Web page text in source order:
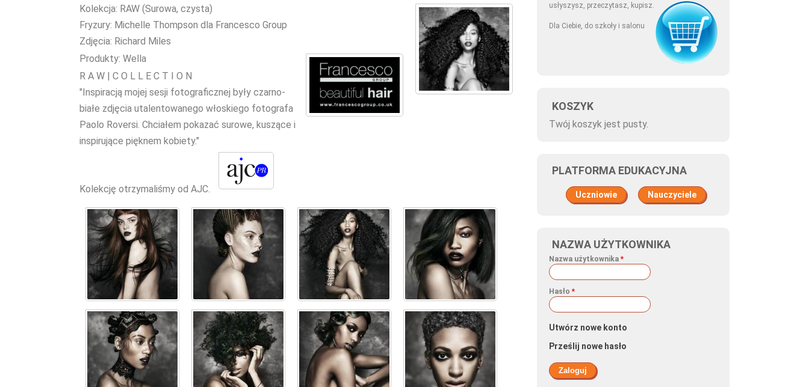
usłyszysz, przeczytasz, kupisz.
Dla Ciebie, do szkoły i salonu
KOSZYK
Twój koszyk jest pusty.
PLATFORMA EDUKACYJNA
Uczniowie Nauczyciele
NAZWA UŻYTKOWNIKA
Nazwa użytkownika *
Hasło *
Utwórz nowe konto
Prześlij nowe hasło
Kolekcja: RAW (Surowa, czysta)
Fryzury: Michelle Thompson dla Francesco Group
Zdjęcia: Richard Miles
Produkty: Wella
R A W | C O L L E C T I O N
"Inspiracją mojej sesji fotograficznej były czarno-
białe zdjęcia utalentowanego włoskiego fotografa
Paolo Roversi. Chciałem pokazać surowe, kuszące i
inspirujące pięknem kobiety."
Kolekcję otrzymaliśmy od AJC.